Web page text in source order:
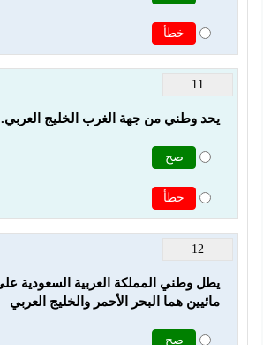
خطأ
11
يحد وطني من جهة الغرب الخليج العربي.
صح
خطأ
12
مائيين هما البحر الأحمر والخليج العربي
صح